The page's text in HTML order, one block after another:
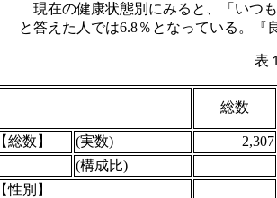
現在の健康状態別にみると、「いつ
と答えた人では6.8％となっている。『
表
総数
【総数】
(実数) 2,307
(構成比)
【性別】